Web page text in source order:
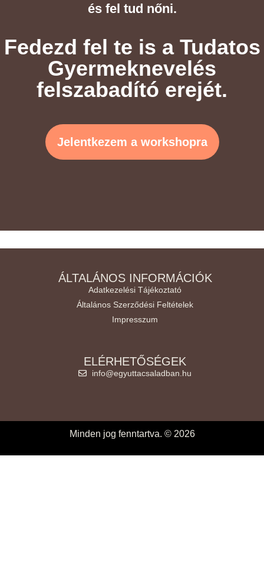
és fel tud nőni.
Fedezd fel te is a Tudatos
Gyermeknevelés
felszabadító erejét.
Jelentkezem a workshopra
ÁLTALÁNOS INFORMÁCIÓK
Adatkezelési Tájékoztató
Általános Szerződési Feltételek
Impresszum
ELÉRHETŐSÉGEK
info@egyuttacsaladban.hu
Minden jog fenntartva. © 2026